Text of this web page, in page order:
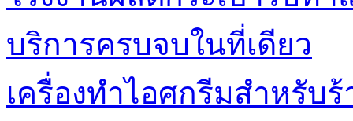
บริการครบจบในที่เดียว
เครื่องทำไอศกรีมสำหรับ